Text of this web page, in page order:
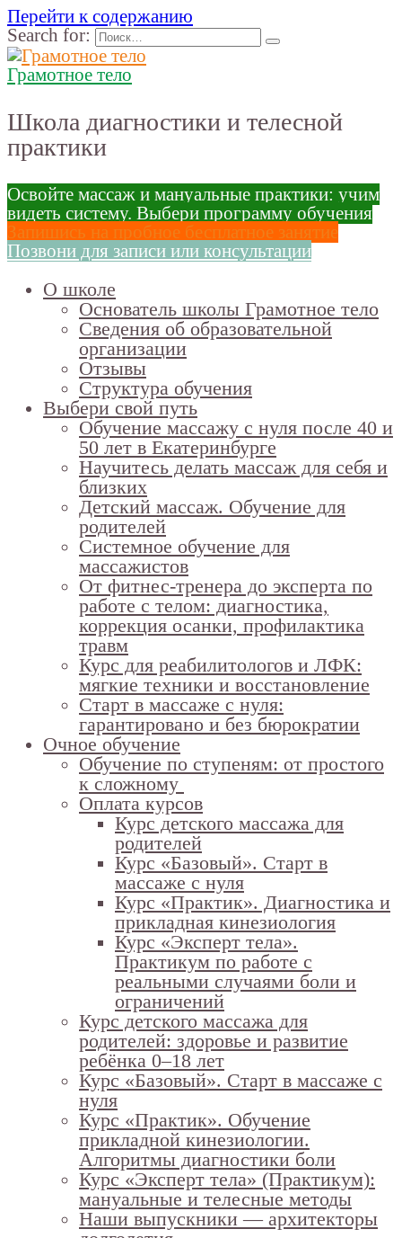
Перейти к содержанию
Search for:
Грамотное тело
Школа диагностики и телесной
практики
Освойте массаж и мануальные практики: учим
видеть систему. Выбери программу обучения
Запишись на пробное бесплатное занятие
Позвони для записи или консультации
О школе
Основатель школы Грамотное тело
Сведения об образовательной
организации
Отзывы
Структура обучения
Выбери свой путь
Обучение массажу с нуля после 40 и
50 лет в Екатеринбурге
Научитесь делать массаж для себя и
близких
Детский массаж. Обучение для
родителей
Системное обучение для
массажистов
От фитнес-тренера до эксперта по
работе с телом: диагностика,
коррекция осанки, профилактика
травм
Курс для реабилитологов и ЛФК:
мягкие техники и восстановление
Старт в массаже с нуля:
гарантировано и без бюрократии
Очное обучение
Обучение по ступеням: от простого
к сложному
Оплата курсов
Курс детского массажа для
родителей
Курс «Базовый». Старт в
массаже с нуля
Курс «Практик». Диагностика и
прикладная кинезиология
Курс «Эксперт тела».
Практикум по работе с
реальными случаями боли и
ограничений
Курс детского массажа для
родителей: здоровье и развитие
ребёнка 0–18 лет
Курс «Базовый». Старт в массаже с
нуля
Курс «Практик». Обучение
прикладной кинезиологии.
Алгоритмы диагностики боли
Курс «Эксперт тела» (Практикум):
мануальные и телесные методы
Наши выпускники — архитекторы